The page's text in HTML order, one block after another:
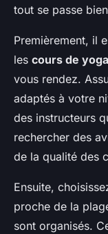
tout se passe
Premièrement, il
les cours de yoga
vous rendez.
adaptés à votre
des instructeurs
rechercher des
de la qualité des
Ensuite,
proche de la
sont organisés.